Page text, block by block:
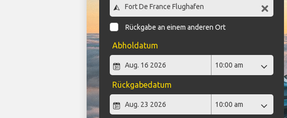
Rückgabe an einem anderen Ort
Abholdatum
Rückgabedatum